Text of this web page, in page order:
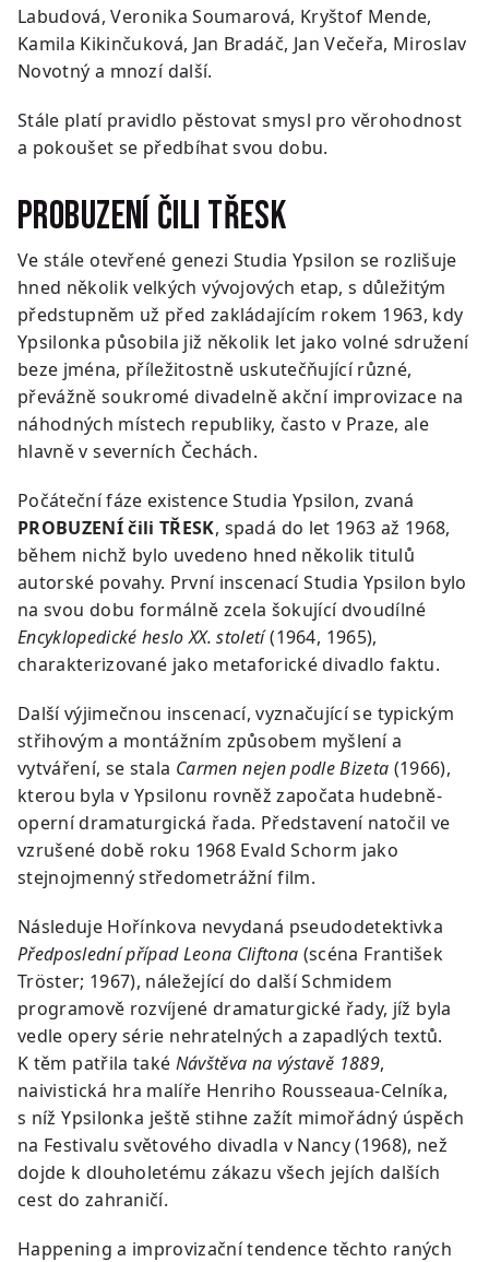
Labudová, Veronika Soumarová, Kryštof Mende,
Kamila Kikinčuková, Jan Bradáč, Jan Večeřa, Miroslav
Novotný a mnozí další.
Stále platí pravidlo pěstovat smysl pro věrohodnost
a pokoušet se předbíhat svou dobu.
Probuzení čili Třesk
Ve stále otevřené genezi Studia Ypsilon se rozlišuje
hned několik velkých vývojových etap, s důležitým
předstupněm už před zakládajícím rokem 1963, kdy
Ypsilonka působila již několik let jako volné sdružení
beze jména, příležitostně uskutečňující různé,
převážně soukromé divadelně akční improvizace na
náhodných místech republiky, často v Praze, ale
hlavně v severních Čechách.
Počáteční fáze existence Studia Ypsilon, zvaná
PROBUZENÍ čili TŘESK, spadá do let 1963 až 1968,
během nichž bylo uvedeno hned několik titulů
autorské povahy. První inscenací Studia Ypsilon bylo
na svou dobu formálně zcela šokující dvoudílné
Encyklopedické heslo XX. století(1964, 1965),
charakterizované jako metaforické divadlo faktu.
Další výjimečnou inscenací, vyznačující se typickým
střihovým a montážním způsobem myšlení a
vytváření, se stala Carmen nejen podle Bizeta (1966),
kterou byla v Ypsilonu rovněž započata hudebně-
operní dramaturgická řada. Představení natočil ve
vzrušené době roku 1968 Evald Schorm jako
stejnojmenný středometrážní film.
Následuje Hořínkova nevydaná pseudodetektivka
Předposlední případ Leona Cliftona (scéna František
Tröster; 1967), náležející do další Schmidem
programově rozvíjené dramaturgické řady, jíž byla
vedle opery série nehratelných a zapadlých textů.
K těm patřila také Návštěva na výstavě 1889,
naivistická hra malíře Henriho Rousseaua-Celníka,
s níž Ypsilonka ještě stihne zažít mimořádný úspěch
na Festivalu světového divadla v Nancy (1968), než
dojde k dlouholetému zákazu všech jejích dalších
cest do zahraničí.
Happening a improvizační tendence těchto raných